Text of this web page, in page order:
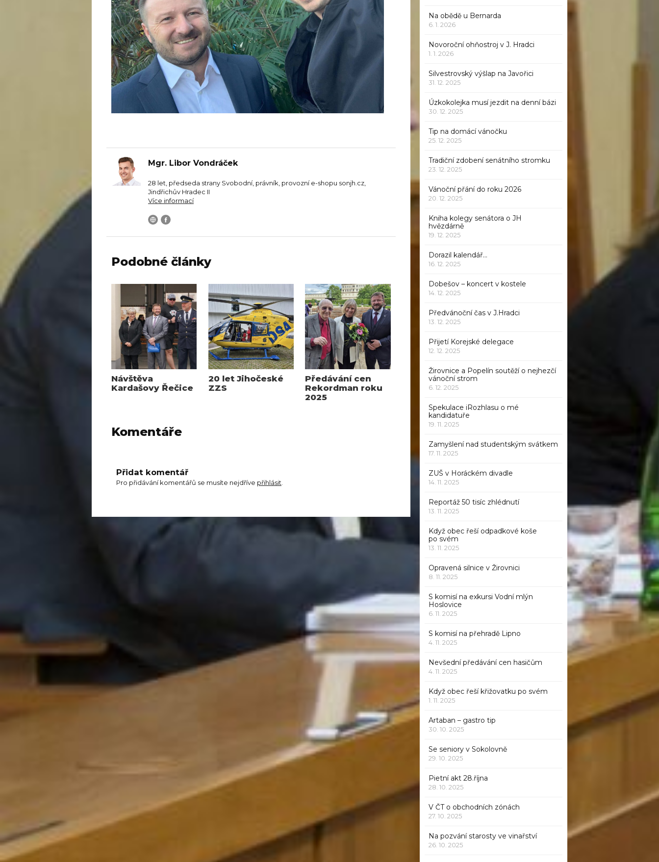
Mgr. Libor Vondráček
28 let, předseda strany Svobodní, právník, provozní e-shopu sonjh.cz,
Jindřichův Hradec II
Více informací
Podobné články
Návštěva
Kardašovy Řečice
20 let Jihočeské
ZZS
Předávání cen
Rekordman roku
2025
Komentáře
Přidat komentář
Pro přidávání komentářů se musíte nejdříve přihlásit
Na obědě u Bernarda
6. 1. 2026
Novoroční ohňostroj v J. Hradci
1. 1. 2026
Silvestrovský výšlap na Javořici
31. 12. 2025
Úzkokolejka musí jezdit na denní bázi
30. 12. 2025
Tip na domácí vánočku
25. 12. 2025
Tradiční zdobení senátního stromku
23. 12. 2025
Vánoční přání do roku 2026
20. 12. 2025
Kniha kolegy senátora o JH
hvězdárně
19. 12. 2025
Dorazil kalendář…
16. 12. 2025
Dobešov – koncert v kostele
14. 12. 2025
Předvánoční čas v J.Hradci
13. 12. 2025
Přijetí Korejské delegace
12. 12. 2025
Žirovnice a Popelín soutěží o nejhezčí
vánoční strom
6. 12. 2025
Spekulace iRozhlasu o mé
kandidatuře
19. 11. 2025
Zamyšlení nad studentským svátkem
17. 11. 2025
ZUŠ v Horáckém divadle
14. 11. 2025
Reportáž 50 tisíc zhlédnutí
13. 11. 2025
Když obec řeší odpadkové koše
po svém
13. 11. 2025
Opravená silnice v Žirovnici
8. 11. 2025
S komisí na exkursi Vodní mlýn
Hoslovice
6. 11. 2025
S komisí na přehradě Lipno
4. 11. 2025
Nevšední předávání cen hasičům
4. 11. 2025
Když obec řeší křižovatku po svém
1. 11. 2025
Artaban – gastro tip
30. 10. 2025
Se seniory v Sokolovně
29. 10. 2025
Pietní akt 28.října
28. 10. 2025
V ČT o obchodních zónách
27. 10. 2025
Na pozvání starosty ve vinařství
26. 10. 2025